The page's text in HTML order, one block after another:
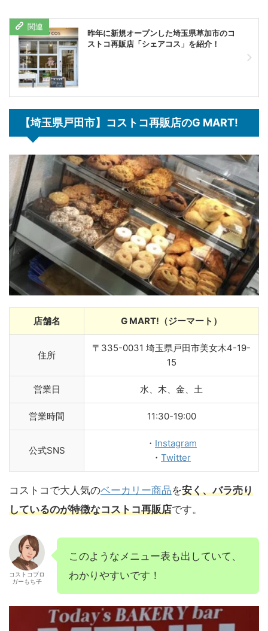
昨年に新規オープンした埼玉県草加市のコ
ストコ再販店「シェアコス」を紹介！
【埼玉県戸田市】コストコ再販店のG MART!
店舗名 G MART!（ジーマート）
住所
〒335-0031 埼玉県戸田市美女木4-19-
15
営業日 水、木、金、土
営業時間 11:30-19:00
公式SNS
・ Instagram
・ Twitter
コストコで大人気のベーカリー商品を安く、バラ売り
しているのが特徴なコストコ再販店です。
コストコブロ
ガーもち子
このようなメニュー表も出していて、
わかりやすいです！